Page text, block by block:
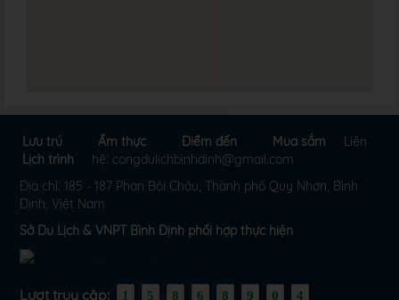
Lưu trú Ẩm thực Điểm đến
Mua sắm
Lịch trình
Liên
hệ: congdulichbinhdinh@gmail.com
Địa chỉ: 185 - 187 Phan Bội Châu, Thành phố Quy Nhơn, Bình
Định, Việt Nam
Sở Du Lịch & VNPT Bình Định phối hợp thực hiện
Lượt truy cập: 1 5 8 6 8 9 0 4